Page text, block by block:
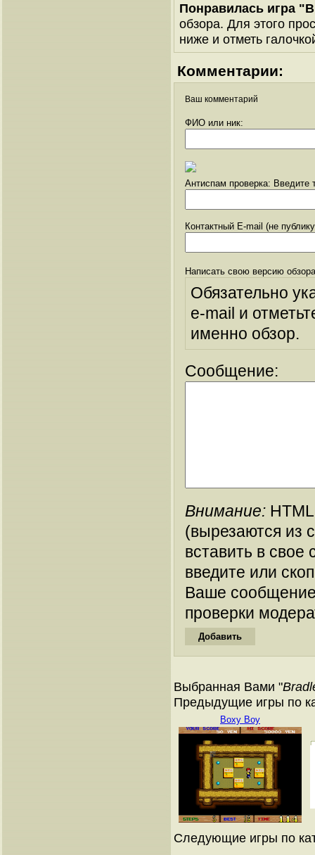
Понравилась игра
обзора. Для этого
ниже и отметь
Комментарии:
Ваш комментарий
ФИО или ник:
Антиспам проверка: Введите
Контактный E-mail (не
Написать свою версию
Обязательно
e-mail и
именно обзор.
Сообщение:
Внимание:
(вырезаются из
вставить в
введите или
Ваше
проверки
Выбранная Вами "
Предыдущие игры по
Boxy Boy
Следующие игры по